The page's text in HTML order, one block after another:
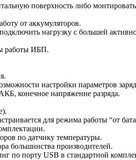
поверхность либо
от аккумуляторов.
нагрузку с большей
работы ИБП.
настройки параметров
конечное напряжение разряда.
для режима работы “от
по датчику температуры.
большинства производителей.
порту USB в стандартной